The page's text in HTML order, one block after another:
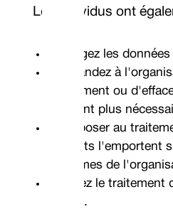
Les individus ont
Corrigez les
Demandez à
traitement ou
ne sont plus
S'opposer au
intérêts l'emportent
légitimes de
Arrêtez le
illégal.